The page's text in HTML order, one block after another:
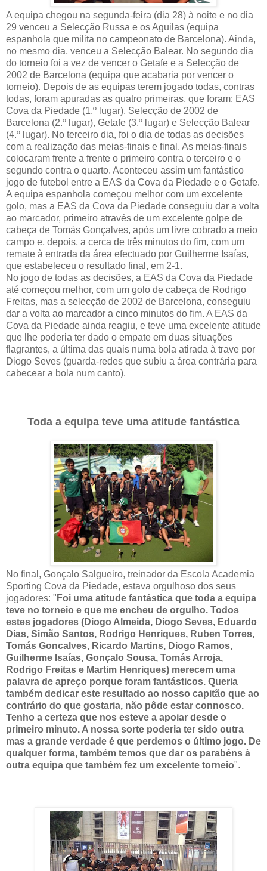
A equipa chegou na segunda-feira (dia 28) à noite e no dia
29 venceu a Selecção Russa e os Aguilas (equipa
espanhola que milita no campeonato de Barcelona). Ainda,
no mesmo dia, venceu a Selecção Balear. No segundo dia
do torneio foi a vez de vencer o Getafe e a Selecção de
2002 de Barcelona (equipa que acabaria por vencer o
torneio). Depois de as equipas terem jogado todas, contras
todas, foram apuradas as quatro primeiras, que foram: EAS
Cova da Piedade (1.º lugar), Selecção de 2002 de
Barcelona (2.º lugar), Getafe (3.º lugar) e Selecção Balear
(4.º lugar). No terceiro dia, foi o dia de todas as decisões
com a realização das meias-finais e final. As meias-finais
colocaram frente a frente o primeiro contra o terceiro e o
segundo contra o quarto. Aconteceu assim um fantástico
jogo de futebol entre a EAS da Cova da Piedade e o Getafe.
A equipa espanhola começou melhor com um excelente
golo, mas a EAS da Cova da Piedade conseguiu dar a volta
ao marcador, primeiro através de um excelente golpe de
cabeça de Tomás Gonçalves, após um livre cobrado a meio
campo e, depois, a cerca de três minutos do fim, com um
remate à entrada da área efectuado por Guilherme Isaías,
que estabeleceu o resultado final, em 2-1.
No jogo de todas as decisões, a EAS da Cova da Piedade
até começou melhor, com um golo de cabeça de Rodrigo
Freitas, mas a selecção de 2002 de Barcelona, conseguiu
dar a volta ao marcador a cinco minutos do fim. A EAS da
Cova da Piedade ainda reagiu, e teve uma excelente atitude
que lhe poderia ter dado o empate em duas situações
flagrantes, a última das quais numa bola atirada à trave por
Diogo Seves (guarda-redes que subiu a área contrária para
cabecear a bola num canto).
Toda a equipa teve uma atitude fantástica
No final, Gonçalo Salgueiro, treinador da Escola Academia
Sporting Cova da Piedade, estava orgulhoso dos seus
jogadores: " Foi uma atitude fantástica que toda a equipa
teve no torneio e que me encheu de orgulho. Todos
estes jogadores (Diogo Almeida, Diogo Seves, Eduardo
Dias, Simão Santos, Rodrigo Henriques, Ruben Torres,
Tomás Goncalves, Ricardo Martins, Diogo Ramos,
Guilherme Isaías, Gonçalo Sousa, Tomás Arroja,
Rodrigo Freitas e Martim Henriques) merecem uma
palavra de apreço porque foram fantásticos. Queria
também dedicar este resultado ao nosso capitão que ao
contrário do que gostaria, não pôde estar connosco.
Tenho a certeza que nos esteve a apoiar desde o
primeiro minuto. A nossa sorte poderia ter sido outra
mas a grande verdade é que perdemos o último jogo. De
qualquer forma, também temos que dar os parabéns à
outra equipa que também fez um excelente torneio".